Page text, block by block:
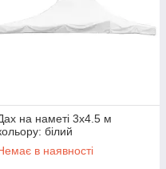
на наметі 3x4.5 м
білий
в наявності